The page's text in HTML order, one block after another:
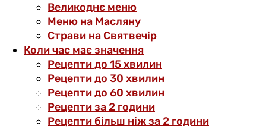
Великоднє меню
Меню на Масляну
Страви на Святвечір
Коли час має значення
Рецепти до 15 хвилин
Рецепти до 30 хвилин
Рецепти до 60 хвилин
Рецепти за 2 години
Рецепти більш ніж за 2 години